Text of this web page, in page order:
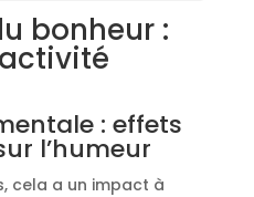
bonheur :
: effets
l’humeur
cela a un impact à